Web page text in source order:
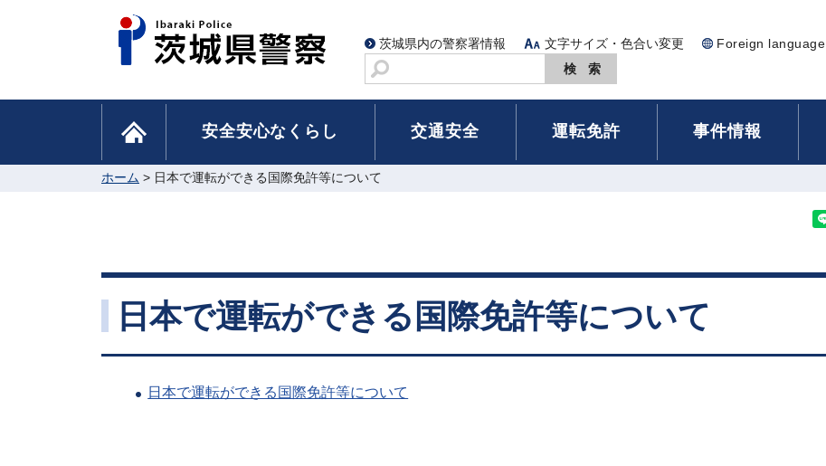
茨城県内の警察署情報 文字サイズ・色合い変更
Foreign language
サ
索
home 安全安心なくらし 交通安全 運転免許 事件情報
ホーム > 日本で運転ができる国際免許等について
日本で運転ができる国際免許等について
日本で運転ができる国際免許等について